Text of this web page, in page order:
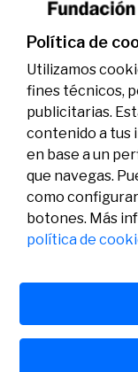
genoma y la
07/07/2026
Legal
Aviso legal
Política de privacidad
© Fundación Banco
Política de
Utilizamos
fines técnicos,
publicitarias.
contenido a tus
en base a un
que navegas.
como
botones. Más
política de